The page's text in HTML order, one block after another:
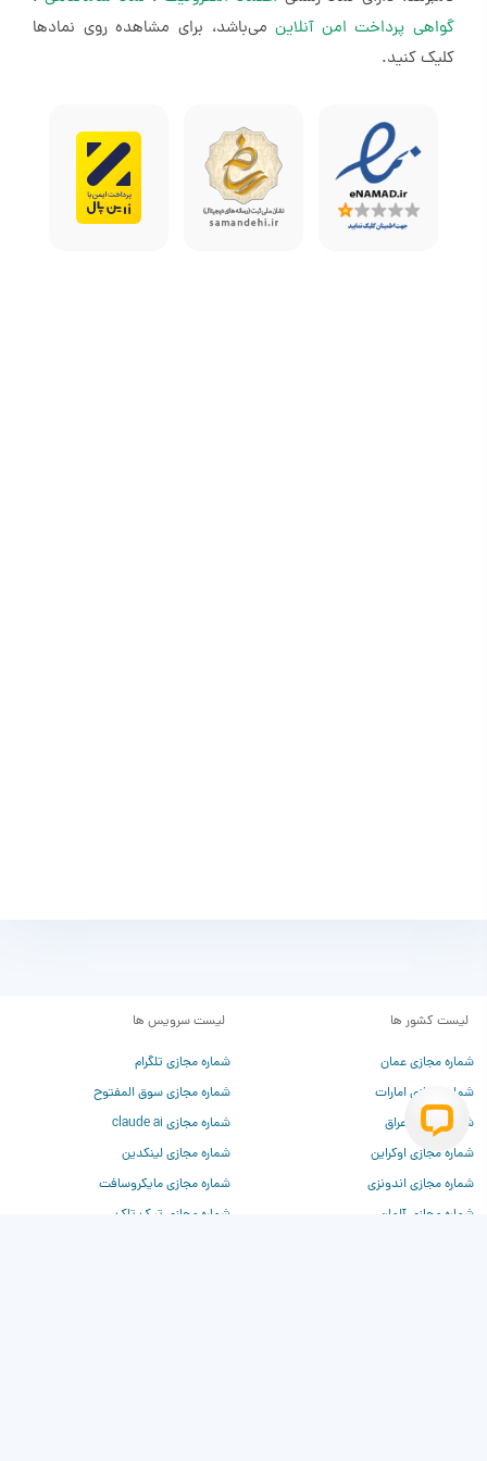
گواهی پرداخت امن آنلاینمی‌باشد، برای مشاهده روی نمادها
کلیک کنید.
لیست کشور ها
شماره مجازی عمان
شماره مجازی امارات
شماره مجازی عراق
شماره مجازی اوکراین
شماره مجازی اندونزی
شماره مجازی آلمان
لیست سرویس ها
شماره مجازی تلگرام
شماره مجازی سوق المفتوح
شماره مجازی claude ai
شماره مجازی لینکدین
شماره مجازی مایکروسافت
شماره مجازی تیک تاک